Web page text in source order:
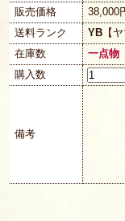
販売価格
38,000
送料ランク
YB 【
在庫数
一点物
購入数
備考